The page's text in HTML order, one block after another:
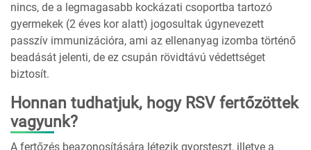
nincs, de a legmagasabb kockázati csoportba tartozó
gyermekek (2 éves kor alatt) jogosultak úgynevezett
passzív immunizációra, ami az ellenanyag izomba történő
beadását jelenti, de ez csupán rövidtávú védettséget
biztosít.
Honnan tudhatjuk, hogy RSV fertőzöttek
vagyunk?
A fertőzés beazonosítására létezik gyorsteszt, illetve a